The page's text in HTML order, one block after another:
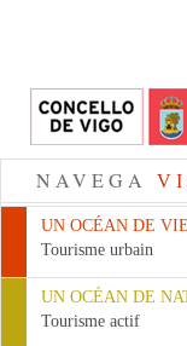
NAVEGA
UN OCÉAN DE VIE
Tourisme urbain
UN OCÉAN DE
Tourisme actif